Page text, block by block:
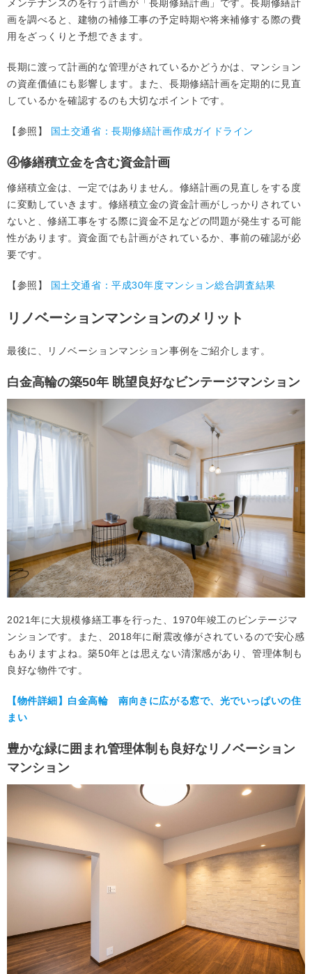
メンテナンスのを行う計画が「長期修繕計画」です。長期修繕計
画を調べると、建物の補修工事の予定時期や将来補修する際の費
用をざっくりと予想できます。
長期に渡って計画的な管理がされているかどうかは、マンション
の資産価値にも影響します。また、長期修繕計画を定期的に見直
しているかを確認するのも大切なポイントです。
【参照】 国土交通省：長期修繕計画作成ガイドライン
④修繕積立金を含む資金計画
修繕積立金は、一定ではありません。修繕計画の見直しをする度
に変動していきます。修繕積立金の資金計画がしっかりされてい
ないと、修繕工事をする際に資金不足などの問題が発生する可能
性があります。資金面でも計画がされているか、事前の確認が必
要です。
【参照】 国土交通省：平成30年度マンション総合調査結果
リノベーションマンションのメリット
最後に、リノベーションマンション事例をご紹介します。
白金高輪の築50年 眺望良好なビンテージマンション
2021年に大規模修繕工事を行った、1970年竣工のビンテージマ
ンションです。また、2018年に耐震改修がされているので安心感
もありますよね。築50年とは思えない清潔感があり、管理体制も
良好な物件です。
【物件詳細】白金高輪 南向きに広がる窓で、光でいっぱいの住
まい
豊かな緑に囲まれ管理体制も良好なリノベーション
マンション